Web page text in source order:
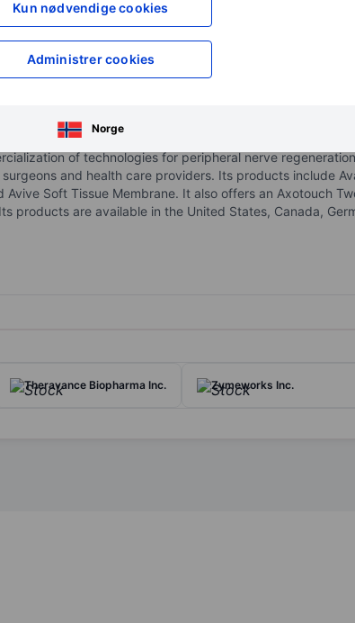
Kun nødvendige cookies
Administrer cookies
Norge
XXXXXXX
XXXXXXX
XXXXXXX
Åpne konto for å få tilgang til flere
of technologies for peripheral nerve
and health care providers. Its products include
Soft Tissue Membrane. It also offers an Axotouch
products are available in the United States, Canada,
Theravance Biopharma Inc. Zymeworks Inc.